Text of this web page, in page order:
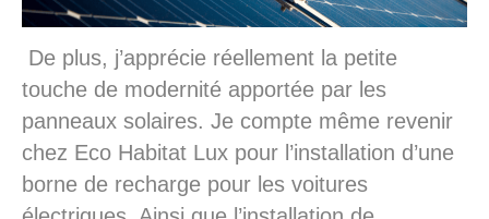
De plus, j’apprécie réellement la petite
touche de modernité apportée par les
panneaux solaires. Je compte même revenir
chez Eco Habitat Lux pour l’installation d’une
borne de recharge pour les voitures